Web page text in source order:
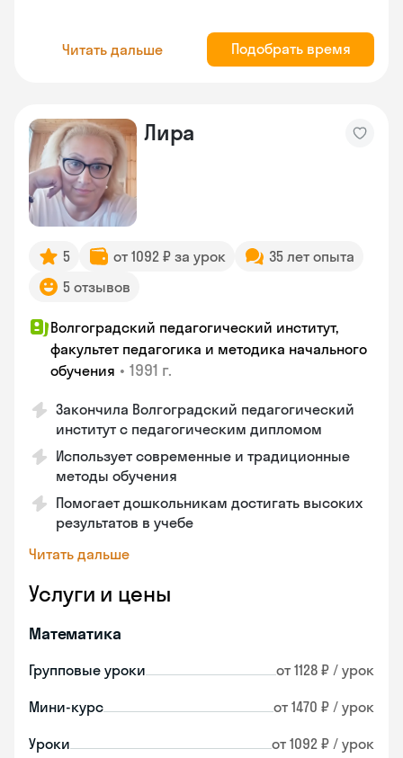
Читать дальше Подобрать время
Лира
5 от 1092 ₽ за урок
35 лет опыта
5 отзывов
Волгоградский педагогический институт,
факультет педагогика и методика начального
обучения • 1991 г.
Закончила Волгоградский педагогический
институт с педагогическим дипломом
Использует современные и традиционные
методы обучения
Помогает дошкольникам достигать высоких
результатов в учебе
Читать дальше
Услуги и цены
Математика
Групповые уроки от 1128 ₽ / урок
Мини-курс от 1470 ₽ / урок
Уроки от 1092 ₽ / урок